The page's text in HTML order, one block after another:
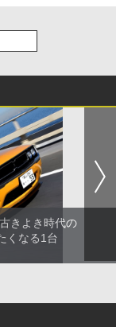
きよき時代の
くなる1台